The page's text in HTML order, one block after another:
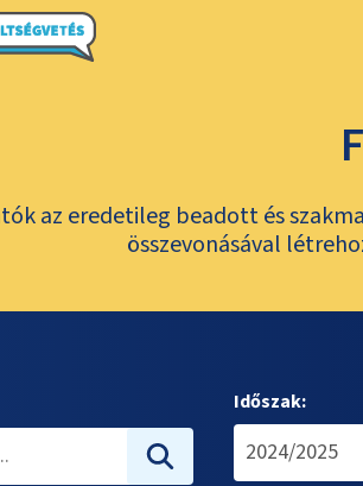
az eredetileg beadott és
összevonásával
Időszak: